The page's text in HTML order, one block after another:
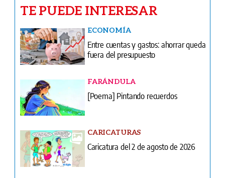
TE PUEDE INTERESAR
ECONOMÍA
Entre cuentas y gastos: ahorrar queda
fuera del presupuesto
FARÁNDULA
[Poema] Pintando recuerdos
CARICATURAS
Caricatura del 2 de agosto de 2026